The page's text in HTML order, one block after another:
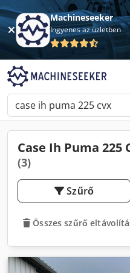
Machineseeker
Ingyenes az üzletben
Case Ih Puma
(3)
Szűrő
Összes szűrő